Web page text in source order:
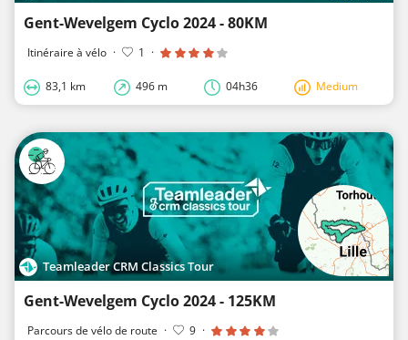
Gent-Wevelgem Cyclo 2024 - 80KM
Itinéraire à vélo · 1 ·
83,1 km 496 m 04h36 Medium
Teamleader CRM Classics Tour
Gent-Wevelgem Cyclo 2024 - 125KM
Parcours de vélo de route · 9 ·